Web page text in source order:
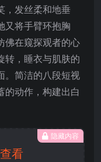
，发丝柔和地垂
又将手臂环抱胸
佛在窥探观者的心
转，睡衣与肌肤的
。简洁的八段短视
的动作，构建出白
隐藏内容
看